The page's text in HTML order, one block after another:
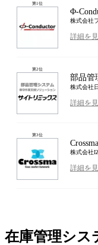
第1位
Φ-
株式会社
詳細を
第2位
部品管
株式会社
詳細を
第3位
Crossma
株式会社
詳細を
在庫管理シス